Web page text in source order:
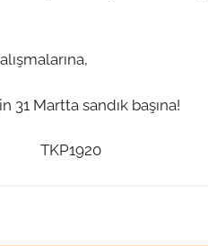
Martta sandık başına!